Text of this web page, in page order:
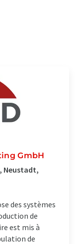
GmbH
Neustadt,
des systèmes
de
est mis à
de